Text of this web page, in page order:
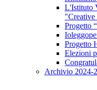
L'Istituto
Progetto
Progetto
Elezioni
Archivio 2024-